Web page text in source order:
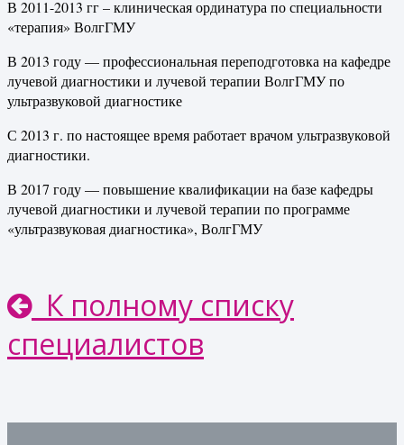
В 2011-2013 гг – клиническая ординатура по специальности
«терапия» ВолгГМУ
В 2013 году — профессиональная переподготовка на кафедре
лучевой диагностики и лучевой терапии ВолгГМУ по
ультразвуковой диагностике
С 2013 г. по настоящее время работает врачом ультразвуковой
диагностики.
В 2017 году — повышение квалификации на базе кафедры
лучевой диагностики и лучевой терапии по программе
«ультразвуковая диагностика», ВолгГМУ
К полному списку
специалистов